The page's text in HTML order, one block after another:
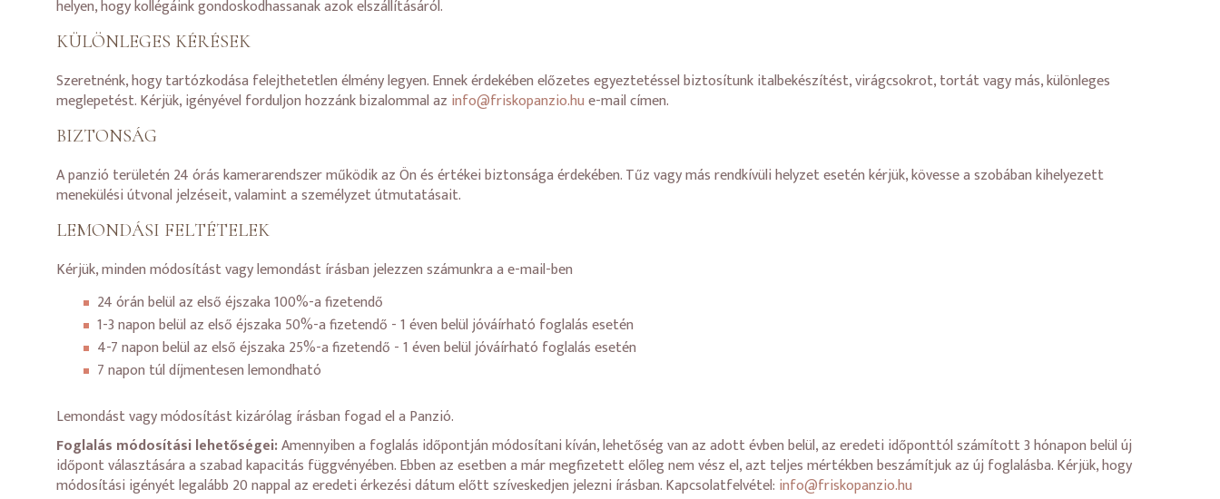
helyen, hogy kollégáink gondoskodhassanak azok elszállításáról.
KÜLÖNLEGES KÉRÉSEK
Szeretnénk, hogy tartózkodása felejthetetlen élmény legyen. Ennek érdekében előzetes egyeztetéssel biztosítunk italbekészítést, virágcsokrot, tortát vagy más, különleges
meglepetést. Kérjük, igényével forduljon hozzánk bizalommal az info@friskopanzio.hue-mail címen.
BIZTONSÁG
A panzió területén 24 órás kamerarendszer működik az Ön és értékei biztonsága érdekében. Tűz vagy más rendkívüli helyzet esetén kérjük, kövesse a szobában kihelyezett
menekülési útvonal jelzéseit, valamint a személyzet útmutatásait.
LEMONDÁSI FELTÉTELEK
Kérjük, minden módosítást vagy lemondást írásban jelezzen számunkra a e-mail-ben
24 órán belül az első éjszaka 100%-a fizetendő
1-3 napon belül az első éjszaka 50%-a fizetendő - 1 éven belül jóváírható foglalás esetén
4-7 napon belül az első éjszaka 25%-a fizetendő - 1 éven belül jóváírható foglalás esetén
7 napon túl díjmentesen lemondható
Lemondást vagy módosítást kizárólag írásban fogad el a Panzió.
Foglalás módosítási lehetőségei:Amennyiben a foglalás időpontján módosítani kíván, lehetőség van az adott évben belül, az eredeti időponttól számított 3 hónapon belül új
időpont választására a szabad kapacitás függvényében. Ebben az esetben a már megfizetett előleg nem vész el, azt teljes mértékben beszámítjuk az új foglalásba. Kérjük, hogy
módosítási igényét legalább 20 nappal az eredeti érkezési dátum előtt szíveskedjen jelezni írásban. Kapcsolatfelvétel: info@friskopanzio.hu